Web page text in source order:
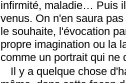
infirmité, maladie… Puis
venus. On n'en saura
le souhaite, l'évocation
propre imagination ou la
comme un portrait qui ne
Il y a quelque chose